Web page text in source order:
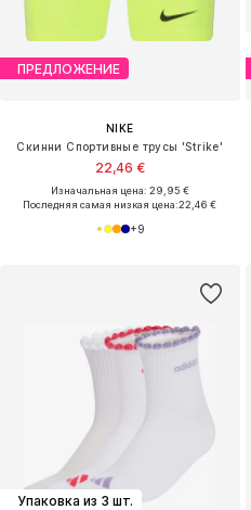
ПРЕДЛОЖЕНИЕ
NIKE
Скинни Спортивные трусы 'Strike'
22,46 €
Изначальная цена: 29,95 €
Последняя самая низкая цена:22,46 €
+9
Упаковка из 3 шт.